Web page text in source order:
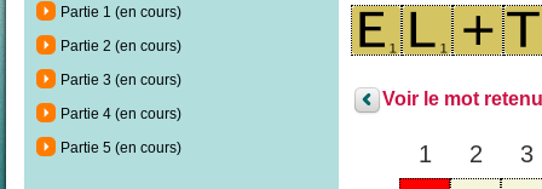
Partie 1 (en cours)
Partie 2 (en cours)
Partie 3 (en cours)
Partie 4 (en cours)
Partie 5 (en cours)
Voir le mot
1 2
3